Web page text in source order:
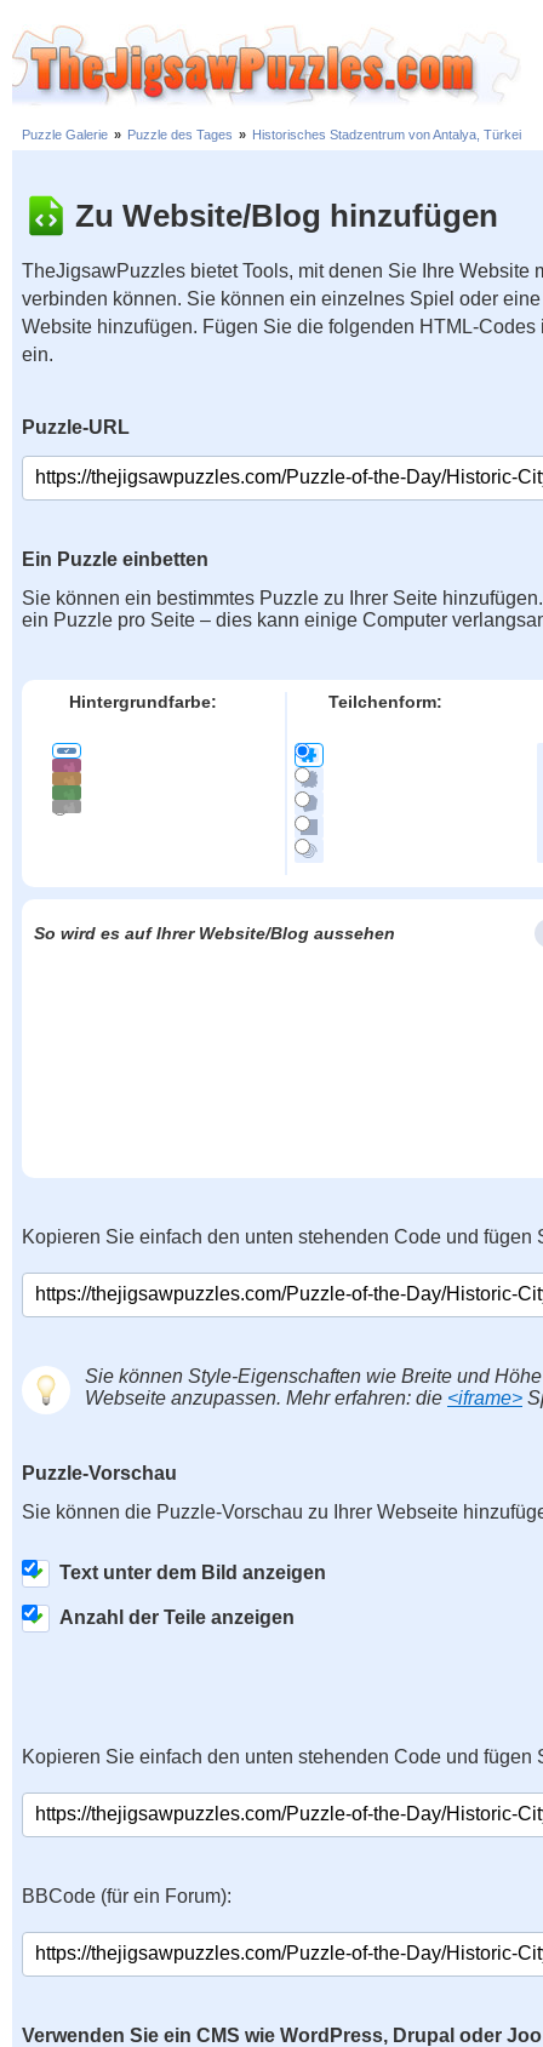
Puzzle Galerie » Puzzle des Tages » Historisches Stadzentrum von Antalya, Türkei
Zu Website/Blog hinzufügen
TheJigsawPuzzles bietet Tools, mit denen Sie Ihre Website
verbinden können. Sie können ein einzelnes Spiel oder
Website hinzufügen. Fügen Sie die folgenden HTML-
ein.
Puzzle-URL
Ein Puzzle einbetten
Sie können ein bestimmtes Puzzle zu Ihrer Seite
ein Puzzle pro Seite – dies kann einige Computer
Hintergrundfarbe: Teilchenform:
So wird es auf Ihrer Website/Blog aussehen
Kopieren Sie einfach den unten stehenden Code und fügen
Sie können Style-Eigenschaften wie Breite und
Webseite anzupassen. Mehr erfahren: die <iframe>
Puzzle-Vorschau
Sie können die Puzzle-Vorschau zu Ihrer Webseite
Text unter dem Bild anzeigen
Anzahl der Teile anzeigen
Kopieren Sie einfach den unten stehenden Code und fügen
BBCode (für ein Forum):
Verwenden Sie ein CMS wie WordPress, Drupal oder